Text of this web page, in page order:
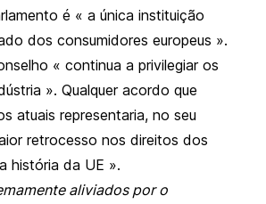
é « a única instituição
dos consumidores europeus ».
« continua a privilegiar os
». Qualquer acordo que
atuais representaria, no seu
retrocesso nos direitos dos
história da UE ».
aliviados por o